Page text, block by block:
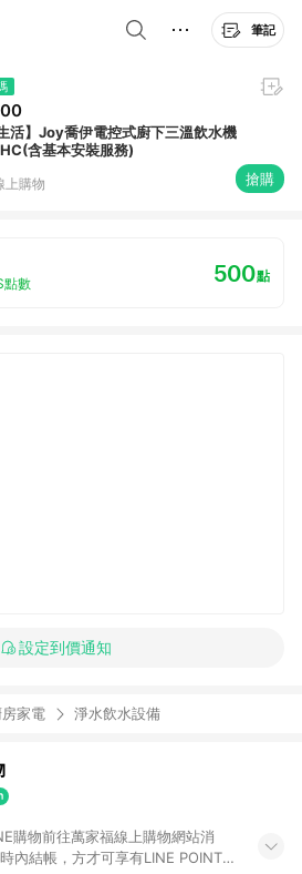
筆記
生活】Joy喬伊電控式廚下三溫飲水機
含基本安裝服務)
上購物 搶購
點數 500點
設定到價通知
房家電 淨水飲水設備
購物前往萬家福線上購物網站消
內結帳，方才可享有LINE POINTS